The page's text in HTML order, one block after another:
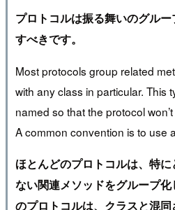
プロトコルは振る舞いのグル
すべきです。
Most protocols group related
with any class in particular. This
named so that the protocol
A common convention is to use
ほとんどのプロトコルは、特
ない関連メソッドをグループ
のプロトコルは、クラスと混